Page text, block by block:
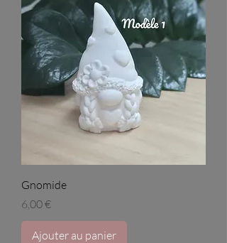
Gnomide
Prix
6,00 €
Ajouter au panier